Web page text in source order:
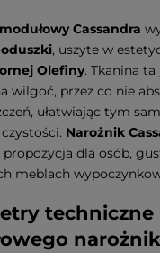
Cassandra
, uszyte w
Olefiny. Tkanina
wilgoć, przez co nie
ułatwiając tym
Narożnik
propozycja dla osób,
meblach
techniczne